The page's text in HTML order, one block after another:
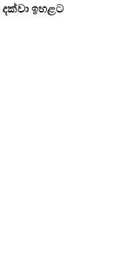
ඉහළට